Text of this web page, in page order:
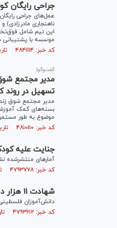
جراحی رایگان
عمل‌های جراحی
این تیم شامل
موسسه با پشتیبانی
کد خبر: ۴۸۴۱۱۱۴ تاریخ انتشار : ۱۴۰۴/۰۳/۲۲
گفت‌وگو|
تسهیل در روند
موضوع به طور
کد خبر: ۴۸۱۰۱۱۰ تاریخ انتشار : ۱۴۰۳/۰۹/۳۰
جنایت علیه
آمار‌های منتشرشده نشان می‌دهد که ۷۱۰ نوزاد فلسطینی از زمان آغاز جنگ در
کد خبر: ۴۷۹۳۷۷۸ تاریخ انتشار : ۱۴۰۳/۰۶/۲۸
شهادت ۱۱ هزار دانش‌آموز فلسطینی از آغاز جنگ غزه؛ کارزار هدفمند علیه کودکان
دانش‌آموزان
کد خبر: ۴۷۹۳۶۱۲ تاریخ انتشار : ۱۴۰۳/۰۶/۲۷